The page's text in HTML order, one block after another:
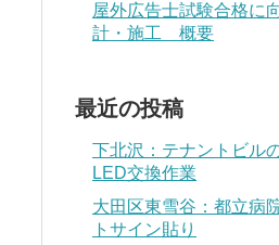
屋外広告士試験合格
計・施工 概要
最近の投稿
下北沢：テナントビル
LED交換作業
大田区東雪谷：都立病
トサイン貼り